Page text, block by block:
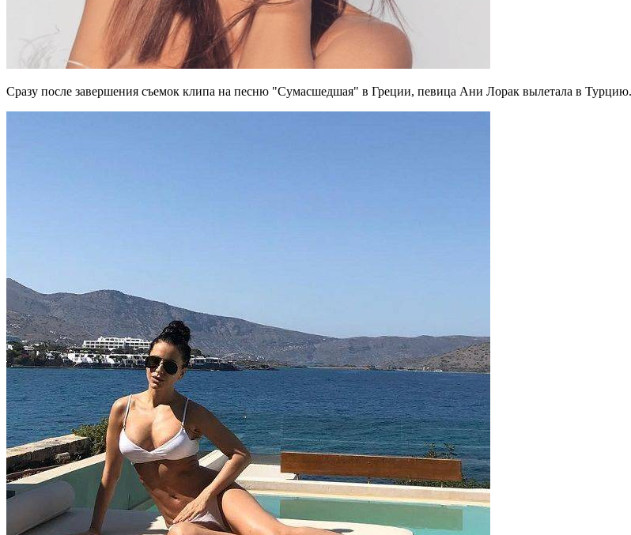
Сразу после завершения съемок клипа на песню "Сумасшедшая" в Греции, певица Ани Лорак вылетала в Турцию.